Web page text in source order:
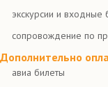
экскурсии и входные
сопровождение по
Дополнительно
авиа билеты